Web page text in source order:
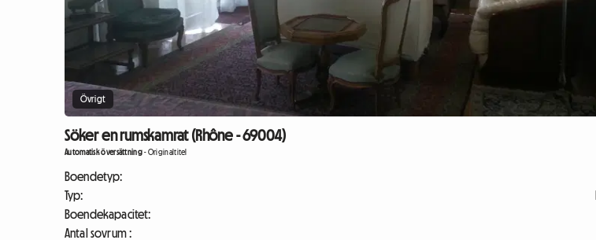
Övrigt
Söker en rumskamrat (Rhône - 69004)
Automatisk översättning-Originaltitel
Boendetyp:
Typ:
Boendekapacitet:
Antal sovrum :